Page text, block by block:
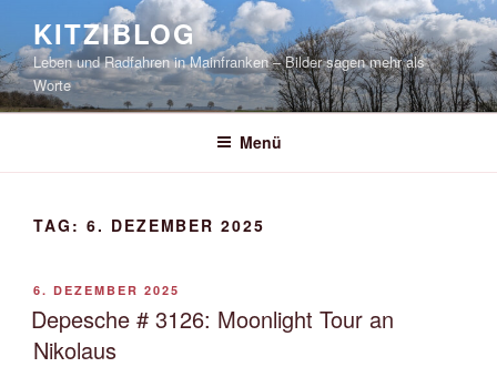
springen
KITZIBLOG
Leben und Radfahren in Mainfranken – Bilder sagen mehr als
Worte
Menü
TAG: 6. DEZEMBER 2025
VERÖFFENTLICHT
AM
6. DEZEMBER 2025
Depesche # 3126: Moonlight Tour an
Nikolaus